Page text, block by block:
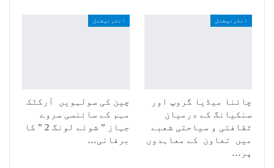
انٹرنیشنل
چائنا میڈیا گروپ اور
سنکیانگ کے درمیان
ثقافتی و سیاحتی شعبے
میں تعاون کے معاہدوں
پر…
انٹرنیشنل
چین کی سولہویں آرکٹک
مہم کے سائنسی سروے
جہاز ” شوئے لونگ 2 ” کا
برفانی…